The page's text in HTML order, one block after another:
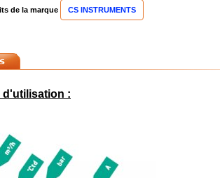
de la marque CS INSTRUMENTS
d'utilisation :